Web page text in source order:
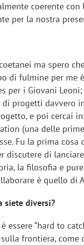
coerente con
per la nostra
ma spero
di fulmine per me
per i Giovani
di progetti davvero
e poi cercai
(una delle
Fu la prima cosa
discutere di
la filosofia e
è quello di
siete diversi?
essere “hard to
frontiera, come